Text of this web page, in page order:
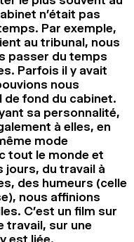
n’était pas
Par exemple,
au tribunal, nous
passer du temps
Parfois il y avait
nous
fond du cabinet.
sa personnalité,
à elles, en
mode
tout le monde et
jours, du travail à
des humeurs (celle
nous affinions
C’est un film sur
travail, sur une
est liée.